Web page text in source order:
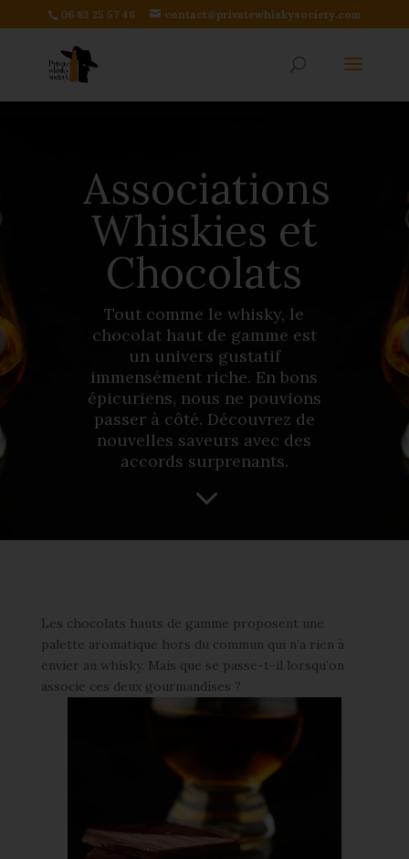
06 83 25 57 46 contact@privatewhiskysociety.com
Associations
Whiskies et
Chocolats
Tout comme le whisky, le
chocolat haut de gamme est
un univers gustatif
immensément riche. En bons
épicuriens, nous ne pouvions
passer à côté. Découvrez de
nouvelles saveurs avec des
accords surprenants.
3
Les chocolats hauts de gamme proposent une
palette aromatique hors du commun qui n’a rien à
envier au whisky. Mais que se passe-t-il lorsqu’on
associe ces deux gourmandises ?